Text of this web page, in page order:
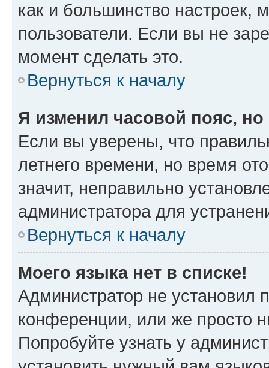
как и большинство настроек,
пользователи. Если вы не
момент сделать это.
Вернуться к началу
Я изменил часовой пояс,
Если вы уверены, что
летнего времени, но время
значит, неправильно
администратора для
Вернуться к началу
Моего языка нет в списке!
Администратор не установил
конференции, или же просто
Попробуйте узнать у